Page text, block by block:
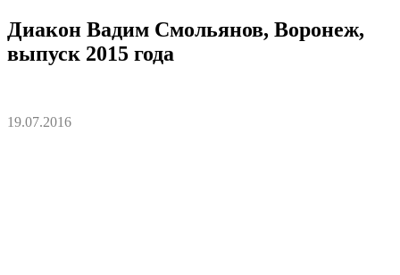
Диакон Вадим Смольянов, Воронеж,
выпуск 2015 года
19.07.2016